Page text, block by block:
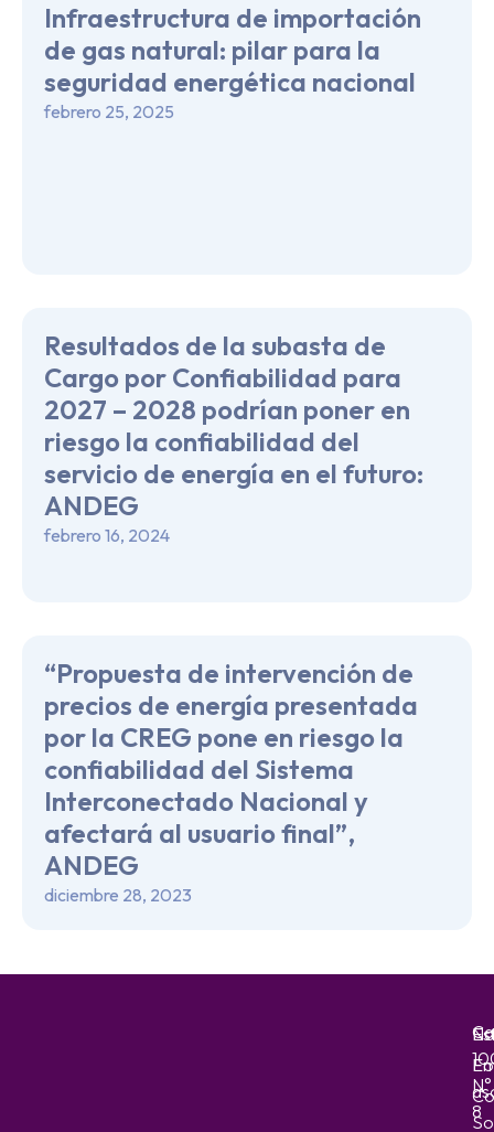
Infraestructura de importación
de gas natural: pilar para la
seguridad energética nacional
febrero 25, 2025
Resultados de la subasta de
Cargo por Confiabilidad para
2027 – 2028 podrían poner en
riesgo la confiabilidad del
servicio de energía en el futuro:
ANDEG
febrero 16, 2024
“Propuesta de intervención de
precios de energía presentada
por la CREG pone en riesgo la
confiabilidad del Sistema
Interconectado Nacional y
afectará al usuario final”,
ANDEG
diciembre 28, 2023
N°
8